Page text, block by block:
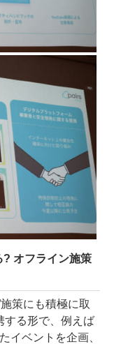
? オフライン施策
策にも積極に取
する形で、例えば
イベントを企画、